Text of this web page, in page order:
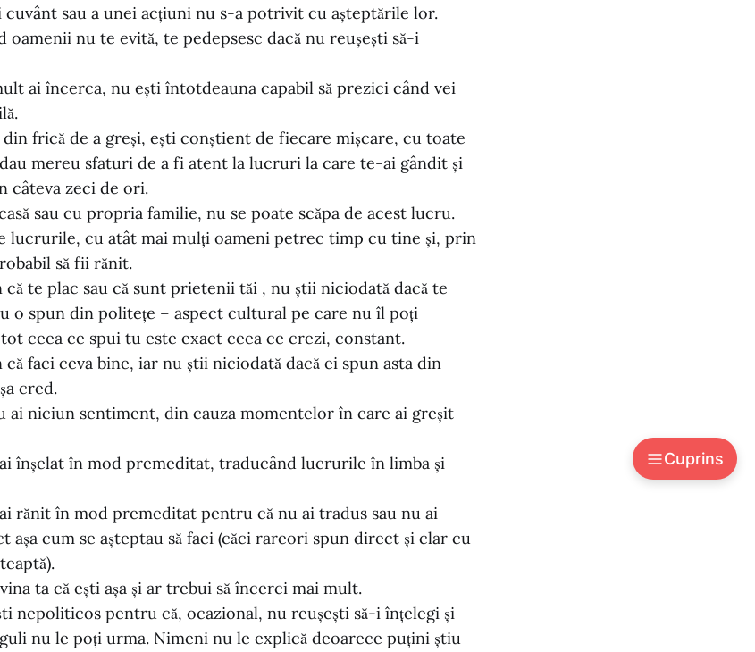
Cuprins
Aspecte ale vieții interioare
sau a unei acțiuni nu s-a potrivit cu așteptările lor.
oamenii nu te evită, te pedepsesc dacă nu reușești să-i
ai încerca, nu ești întotdeauna capabil să prezici când vei
frică de a greși, ești conștient de fiecare mișcare, cu toate
mereu sfaturi de a fi atent la lucruri la care te-ai gândit și
câteva zeci de ori.
sau cu propria familie, nu se poate scăpa de acest lucru.
lucrurile, cu atât mai mulți oameni petrec timp cu tine și, prin
să fii rănit.
că te plac sau că sunt prietenii tăi , nu știi niciodată dacă te
o spun din politețe – aspect cultural pe care nu îl poți
ceea ce spui tu este exact ceea ce crezi, constant.
faci ceva bine, iar nu știi niciodată dacă ei spun asta din
cred.
ai niciun sentiment, din cauza momentelor în care ai greșit
înșelat în mod premeditat, traducând lucrurile în limba și
rănit în mod premeditat pentru că nu ai tradus sau nu ai
așa cum se așteptau să faci (căci rareori spun direct și clar cu
ta că ești așa și ar trebui să încerci mai mult.
nepoliticos pentru că, ocazional, nu reușești să-i înțelegi și
nu le poți urma. Nimeni nu le explică deoarece puțini știu